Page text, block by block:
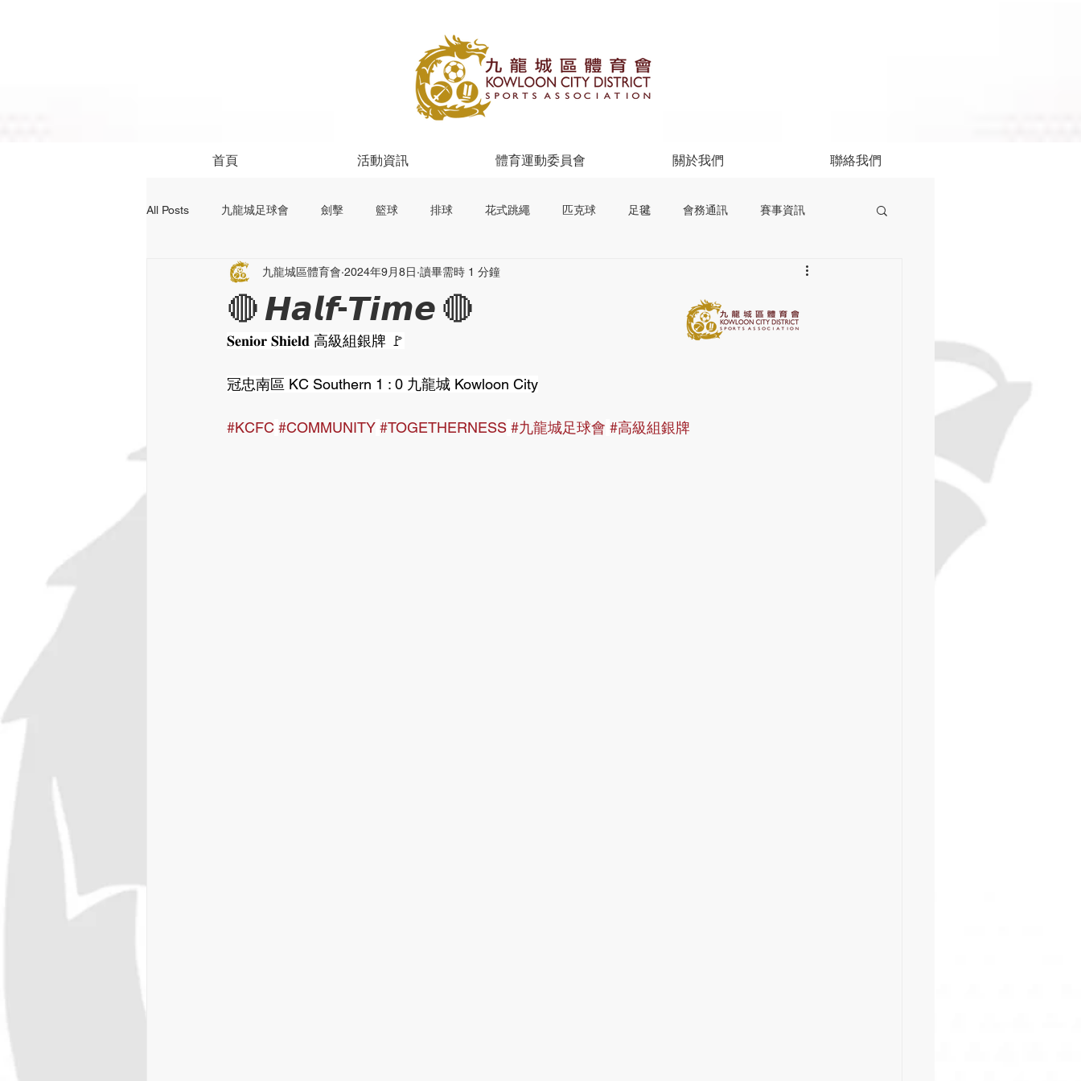
首頁 活動資訊 體育運動委員會 關於我們 聯絡我們
All Posts 九龍城足球會 劍擊 籃球 排球 花式跳繩 匹克球 足毽 會務通訊 賽事資訊
24前足球資訊
🔴 𝙃𝙖𝙡𝙛-𝙏𝙞𝙢𝙚 🔴
九龍城區體育會 2024年9月8日 讀畢需時 1 分鐘
𝐒𝐞𝐧𝐢𝐨𝐫 𝐒𝐡𝐢𝐞𝐥𝐝 高級組銀牌 🚩
冠忠南區 KC Southern 1 : 0 九龍城 Kowloon City
#KCFC #COMMUNITY #TOGETHERNESS #九龍城足球會 #高級組銀牌